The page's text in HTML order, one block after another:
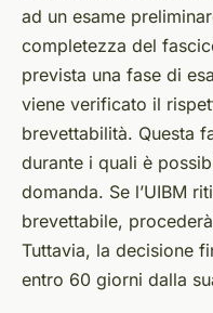
ad un esame
completezza del
prevista una fase di
viene verificato il
brevettabilità. Questa
durante i quali è
domanda. Se l’UIBM
brevettabile,
Tuttavia, la decisione
entro 60 giorni dalla